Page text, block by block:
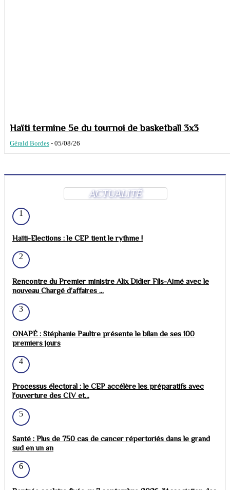
Haïti termine 5e du tournoi de basketball 3x3
Gérald Bordes - 05/08/26
ACTUALITÉ
1
Haïti-Elections : le CEP tient le rythme !
2
Rencontre du Premier ministre Alix Didier Fils-Aimé avec le
nouveau Chargé d’affaires ...
3
ONAPÉ : Stéphanie Paultre présente le bilan de ses 100
premiers jours
4
Processus électoral : le CEP accélère les préparatifs avec
l'ouverture des CIV et...
5
Santé : Plus de 750 cas de cancer répertoriés dans le grand
sud en un an
6